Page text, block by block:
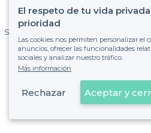
Gane muchos clientes entre el
Sin comisiones y sin compromiso,
de ver la
Registrar mi
Ya es
El respeto de tu vida
prioridad
Las cookies nos permiten personalizar el
anuncios, ofrecer las funcionalidades
sociales y analizar nuestro tráfico.
Más información
Rechazar Aceptar y